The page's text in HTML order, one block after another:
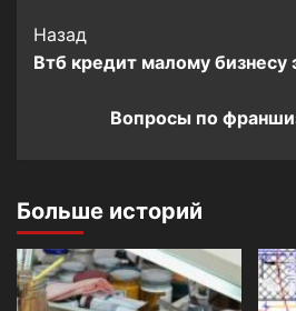
Post
Navigation
Назад
Втб кредит малому бизнесу
Вопросы по
Больше историй